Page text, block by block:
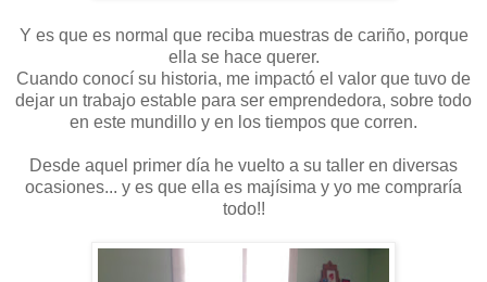
Y es que es normal que reciba muestras de cariño, porque
ella se hace querer.
Cuando conocí su historia, me impactó el valor que tuvo de
dejar un trabajo estable para ser emprendedora, sobre todo
en este mundillo y en los tiempos que corren.
Desde aquel primer día he vuelto a su taller en diversas
ocasiones... y es que ella es majísima y yo me compraría
todo!!